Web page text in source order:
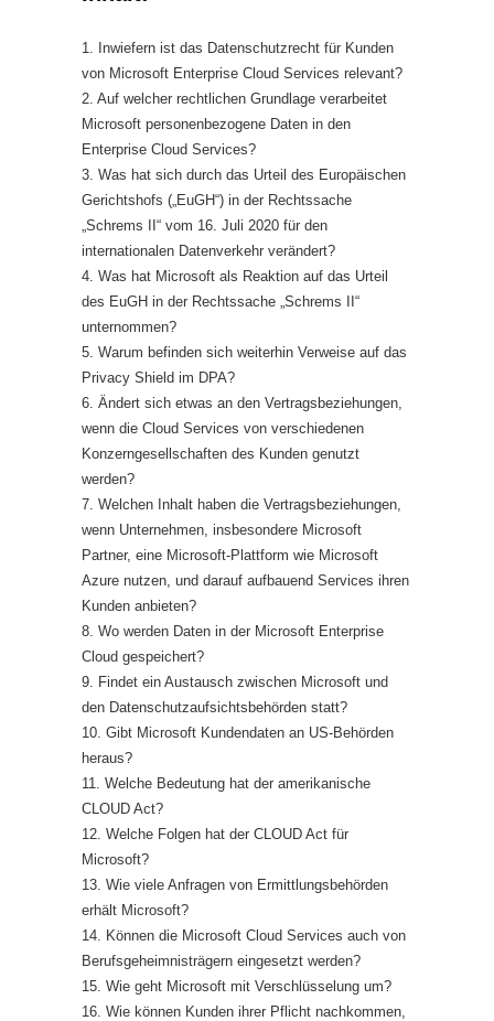
1. Inwiefern ist das Datenschutzrecht für Kunden
von Microsoft Enterprise Cloud Services relevant?
2. Auf welcher rechtlichen Grundlage verarbeitet
Microsoft personenbezogene Daten in den
Enterprise Cloud Services?
3. Was hat sich durch das Urteil des Europäischen
Gerichtshofs („EuGH“) in der Rechtssache
„Schrems II“ vom 16. Juli 2020 für den
internationalen Datenverkehr verändert?
4. Was hat Microsoft als Reaktion auf das Urteil
des EuGH in der Rechtssache „Schrems II“
unternommen?
5. Warum befinden sich weiterhin Verweise auf das
Privacy Shield im DPA?
6. Ändert sich etwas an den Vertragsbeziehungen,
wenn die Cloud Services von verschiedenen
Konzerngesellschaften des Kunden genutzt
werden?
7. Welchen Inhalt haben die Vertragsbeziehungen,
wenn Unternehmen, insbesondere Microsoft
Partner, eine Microsoft-Plattform wie Microsoft
Azure nutzen, und darauf aufbauend Services ihren
Kunden anbieten?
8. Wo werden Daten in der Microsoft Enterprise
Cloud gespeichert?
9. Findet ein Austausch zwischen Microsoft und
den Datenschutzaufsichtsbehörden statt?
10. Gibt Microsoft Kundendaten an US-Behörden
heraus?
11. Welche Bedeutung hat der amerikanische
CLOUD Act?
12. Welche Folgen hat der CLOUD Act für
Microsoft?
13. Wie viele Anfragen von Ermittlungsbehörden
erhält Microsoft?
14. Können die Microsoft Cloud Services auch von
Berufsgeheimnisträgern eingesetzt werden?
15. Wie geht Microsoft mit Verschlüsselung um?
16. Wie können Kunden ihrer Pflicht nachkommen,